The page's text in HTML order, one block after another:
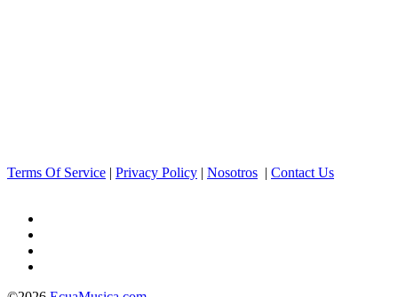
Terms Of Service | Privacy Policy | Nosotros | Contact Us